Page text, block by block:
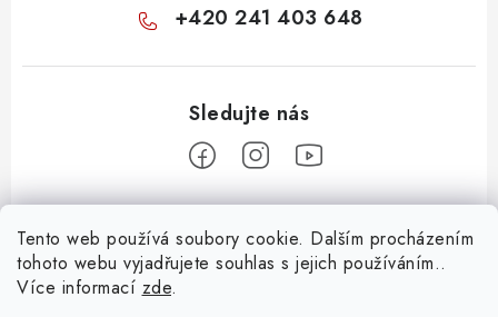
Tento web používá soubory cookie. Dalším procházením
tohoto webu vyjadřujete souhlas s jejich používáním..
Více informací zde.
+420 241 403 648
Z
Informace pro vás